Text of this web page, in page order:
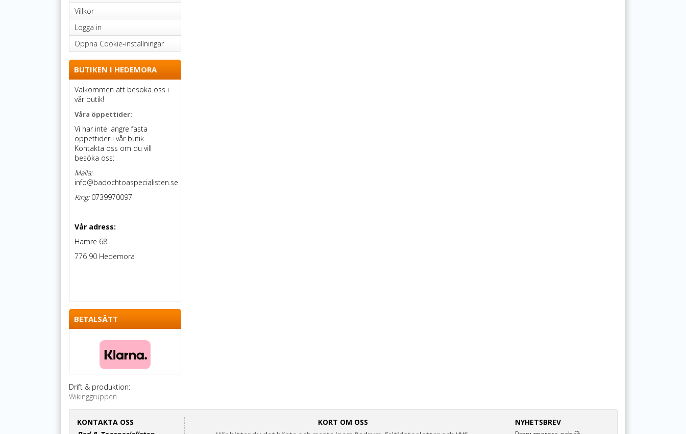
Villkor
Logga in
Öppna Cookie-inställningar
BUTIKEN I HEDEMORA
Välkommen att besöka oss i
vår butik!
Våra öppettider:
Vi har inte längre fasta
öppettider i vår butik.
Kontakta oss om du vill
besöka oss:
Maila:
info@badochtoaspecialisten.se
Ring:0739970097
Vår adress:
Hamre 68
776 90 Hedemora
BETALSÄTT
Drift & produktion:
Wikinggruppen
KONTAKTA OSS
NYHETSBREV
KORT OM OSS